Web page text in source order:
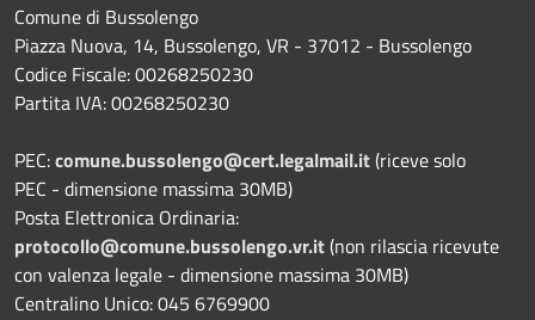
Comune di Bussolengo
Piazza Nuova, 14, Bussolengo, VR - 37012 - Bussolengo
Codice Fiscale: 00268250230
Partita IVA: 00268250230
PEC:comune.bussolengo@cert.legalmail.it(riceve solo
PEC - dimensione massima 30MB)
Posta Elettronica Ordinaria:
protocollo@comune.bussolengo.vr.it(non rilascia ricevute
con valenza legale - dimensione massima 30MB)
Centralino Unico: 045 6769900